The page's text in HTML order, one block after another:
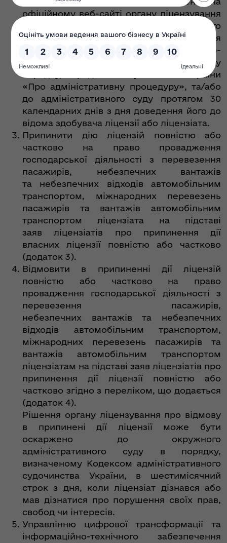
офіційному веб-сайті органу ліцензування
наступного робочого дня після його
прийняття. Рішення органу ліцензування
може бути оскаржено до Експертно-
апеляційної ради з питань ліцензування у
порядку, передбаченому Законом України
«Про адміністративну процедуру», та/або
до адміністративного суду протягом 30
календарних днів з дня доведення його до
відома здобувача ліцензії або ліцензіата.
Припинити дію ліцензій повністю або
частково на право провадження
господарської діяльності з перевезення
пасажирів, небезпечних вантажів
та небезпечних відходів автомобільним
транспортом, міжнародних перевезень
пасажирів та вантажів автомобільним
транспортом ліцензіата на підставі
заяв ліцензіатів про припинення дії
власних ліцензії повністю або частково
(додаток 3).
Відмовити в припиненні дії ліцензій
повністю або частково на право
провадження господарської діяльності з
перевезення пасажирів,
небезпечних вантажів та небезпечних
відходів автомобільним транспортом,
міжнародних перевезень пасажирів та
вантажів автомобільним транспортом
ліцензіатам на підставі заяв ліцензіатів про
припинення дії ліцензії повністю або
частково згідно з переліком, що додається
(додаток 4).
Рішення органу ліцензування про відмову
в припинені дії ліцензії може бути
оскаржено до окружного
адміністративного суду в порядку,
визначеному Кодексом адміністративного
судочинства України, в шестимісячний
строк з дня, коли ліцензіат дізнався або
мав дізнатися про порушення своїх прав,
свобод чи інтересів.
Управлінню цифрової трансформації та
інформаційно-технічного забезпечення